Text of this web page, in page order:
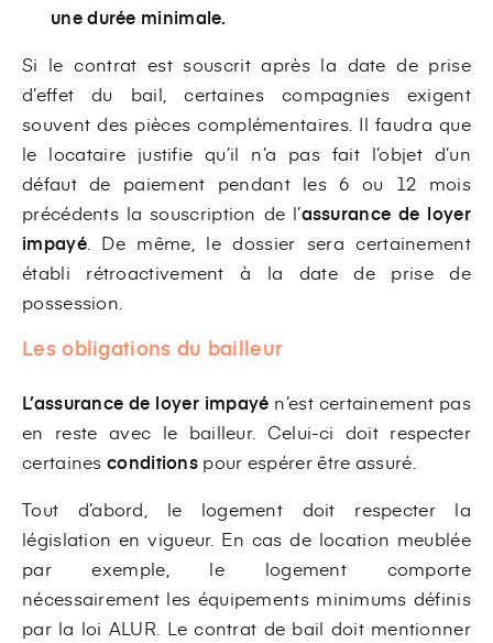
une durée minimale.
Si le contrat est souscrit après la date de prise
d’effet du bail, certaines compagnies exigent
souvent des pièces complémentaires. Il faudra que
le locataire justifie qu’il n’a pas fait l’objet d’un
défaut de paiement pendant les 6 ou 12 mois
précédents la souscription de l’assurance de loyer
impayé. De même, le dossier sera certainement
établi rétroactivement à la date de prise de
possession.
Les obligations du bailleur
L’assurance de loyer impayé n’est certainement pas
en reste avec le bailleur. Celui-ci doit respecter
certaines conditions pour espérer être assuré.
Tout d’abord, le logement doit respecter la
législation en vigueur. En cas de location meublée
par exemple, le logement comporte
nécessairement les équipements minimums définis
par la loi ALUR. Le contrat de bail doit mentionner